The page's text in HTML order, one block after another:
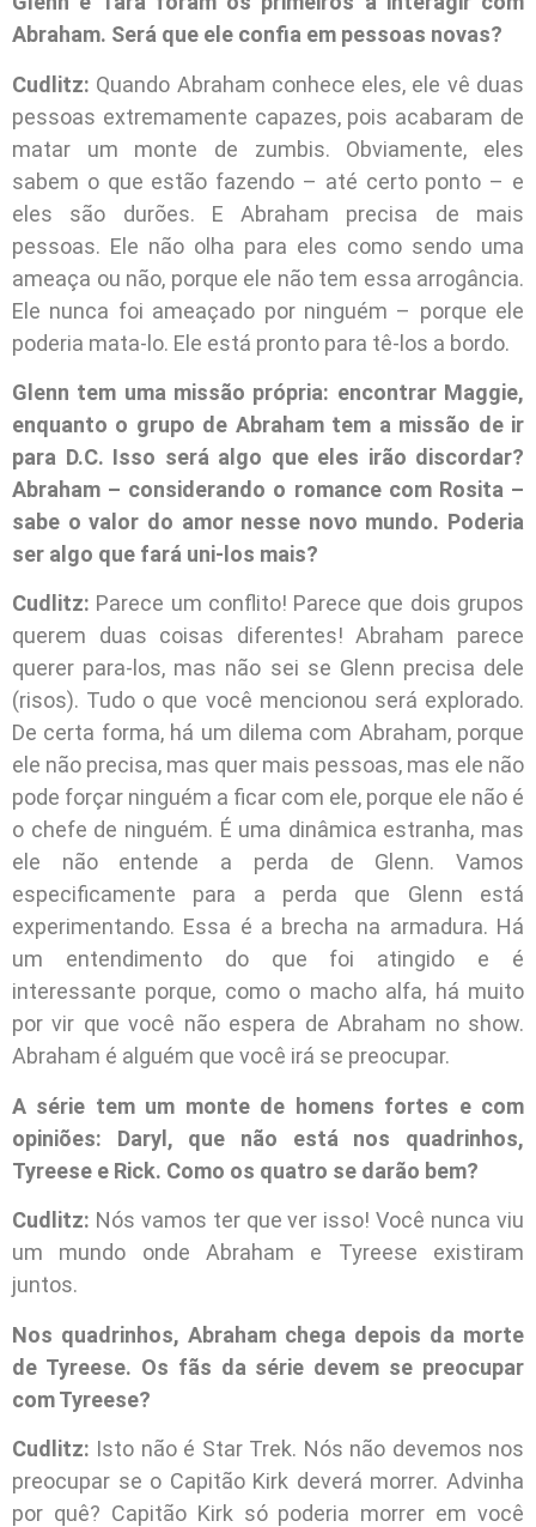
Abraham. Será que ele confia em pessoas novas?
Cudlitz: Quando Abraham conhece eles, ele vê duas
pessoas extremamente capazes, pois acabaram de
matar um monte de zumbis. Obviamente, eles
sabem o que estão fazendo – até certo ponto – e
eles são durões. E Abraham precisa de mais
pessoas. Ele não olha para eles como sendo uma
ameaça ou não, porque ele não tem essa arrogância.
Ele nunca foi ameaçado por ninguém – porque ele
poderia mata-lo. Ele está pronto para tê-los a bordo.
Glenn tem uma missão própria: encontrar Maggie,
enquanto o grupo de Abraham tem a missão de ir
para D.C. Isso será algo que eles irão discordar?
Abraham – considerando o romance com Rosita –
sabe o valor do amor nesse novo mundo. Poderia
ser algo que fará uni-los mais?
Cudlitz: Parece um conflito! Parece que dois grupos
querem duas coisas diferentes! Abraham parece
querer para-los, mas não sei se Glenn precisa dele
(risos). Tudo o que você mencionou será explorado.
De certa forma, há um dilema com Abraham, porque
ele não precisa, mas quer mais pessoas, mas ele não
pode forçar ninguém a ficar com ele, porque ele não é
o chefe de ninguém. É uma dinâmica estranha, mas
ele não entende a perda de Glenn. Vamos
especificamente para a perda que Glenn está
experimentando. Essa é a brecha na armadura. Há
um entendimento do que foi atingido e é
interessante porque, como o macho alfa, há muito
por vir que você não espera de Abraham no show.
Abraham é alguém que você irá se preocupar.
A série tem um monte de homens fortes e com
opiniões: Daryl, que não está nos quadrinhos,
Tyreese e Rick. Como os quatro se darão bem?
Cudlitz: Nós vamos ter que ver isso! Você nunca viu
um mundo onde Abraham e Tyreese existiram
juntos.
Nos quadrinhos, Abraham chega depois da morte
de Tyreese. Os fãs da série devem se preocupar
com Tyreese?
Cudlitz: Isto não é Star Trek. Nós não devemos nos
preocupar se o Capitão Kirk deverá morrer. Advinha
por quê? Capitão Kirk só poderia morrer em você